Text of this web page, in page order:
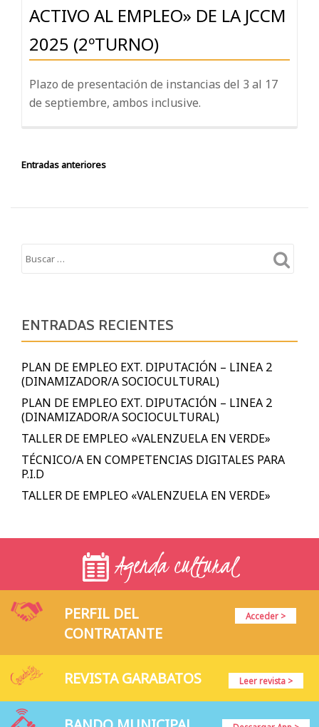
ACTIVO AL EMPLEO» DE LA JCCM
2025 (2ºTURNO)
Plazo de presentación de instancias del 3 al 17
de septiembre, ambos inclusive.
NAVEGACIÓN
Entradas anteriores
ENTRADAS RECIENTES
PLAN DE EMPLEO EXT. DIPUTACIÓN – LINEA 2
(DINAMIZADOR/A SOCIOCULTURAL)
PLAN DE EMPLEO EXT. DIPUTACIÓN – LINEA 2
(DINAMIZADOR/A SOCIOCULTURAL)
TALLER DE EMPLEO «VALENZUELA EN VERDE»
TÉCNICO/A EN COMPETENCIAS DIGITALES PARA
P.I.D
TALLER DE EMPLEO «VALENZUELA EN VERDE»
Agenda cultural
PERFIL DEL
CONTRATANTE
Acceder >
REVISTA GARABATOS Leer revista >